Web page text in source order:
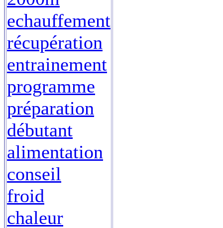
echauffement
récupération
entrainement
programme
préparation
débutant
alimentation
conseil
froid
chaleur